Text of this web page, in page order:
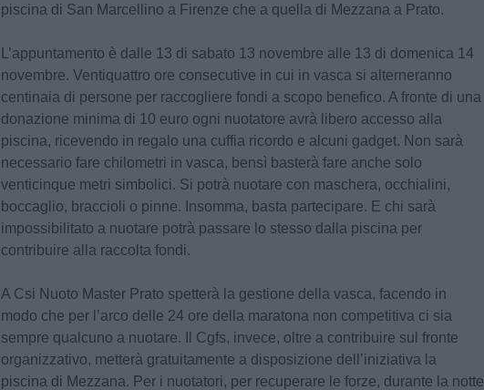
piscina di San Marcellino a Firenze che a quella di Mezzana a Prato.
L’appuntamento è dalle 13 di sabato 13 novembre alle 13 di domenica 14
novembre. Ventiquattro ore consecutive in cui in vasca si alterneranno
centinaia di persone per raccogliere fondi a scopo benefico. A fronte di una
donazione minima di 10 euro ogni nuotatore avrà libero accesso alla
piscina, ricevendo in regalo una cuffia ricordo e alcuni gadget. Non sarà
necessario fare chilometri in vasca, bensì basterà fare anche solo
venticinque metri simbolici. Si potrà nuotare con maschera, occhialini,
boccaglio, braccioli o pinne. Insomma, basta partecipare. E chi sarà
impossibilitato a nuotare potrà passare lo stesso dalla piscina per
contribuire alla raccolta fondi.
A Csi Nuoto Master Prato spetterà la gestione della vasca, facendo in
modo che per l’arco delle 24 ore della maratona non competitiva ci sia
sempre qualcuno a nuotare. Il Cgfs, invece, oltre a contribuire sul fronte
organizzativo, metterà gratuitamente a disposizione dell’iniziativa la
piscina di Mezzana. Per i nuotatori, per recuperare le forze, durante la notte